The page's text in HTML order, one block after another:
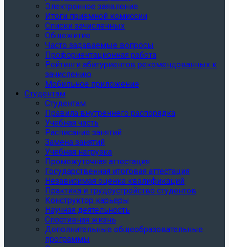
Электронное заявление
Итоги приёмной комиссии
Списки зачисленных
Общежитие
Часто задаваемые вопросы
Профориентационная работа
Рейтинги абитуриентов рекомендованных к
зачислению
Мобильное приложение
Студентам
Студентам
Правила внутреннего распорядка
Учебная часть
Расписание занятий
Замена занятий
Учебная нагрузка
Промежуточная аттестация
Государственная итоговая аттестация
Независимая оценка квалификаций
Практика и трудоустройство студентов
Конструктор карьеры
Научная деятельность
Спортивная жизнь
Дополнительные общеобразовательные
программы